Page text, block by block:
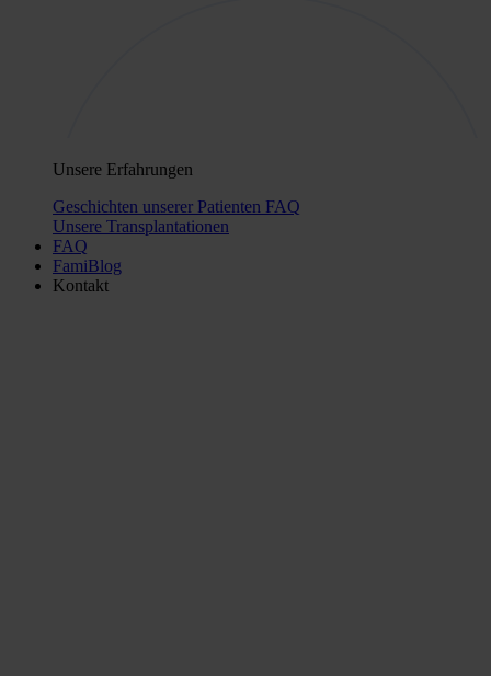
Unsere Erfahrungen
Geschichten unserer Patienten FAQ
Unsere Transplantationen
FAQ
FamiBlog
Kontakt